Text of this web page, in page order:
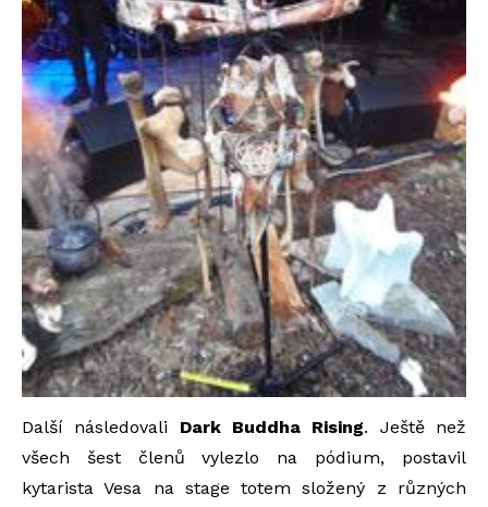
Další následovali Dark Buddha Rising. Ještě než
všech šest členů vylezlo na pódium, postavil
kytarista Vesa na stage totem složený z různých